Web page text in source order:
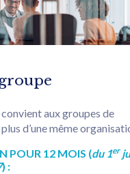
convient aux groupes de
d’une même
POUR 12 MOIS (du 1er
) :